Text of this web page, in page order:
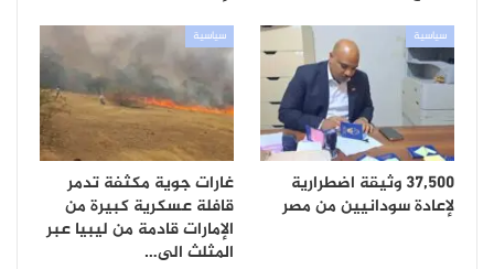
سياسية
37,500 وثيقة اضطرارية
لإعادة سودانيين من مصر
سياسية
غارات جوية مكثفة تدمر
قافلة عسكرية كبيرة من
الإمارات قادمة من ليبيا عبر
المثلث الى…